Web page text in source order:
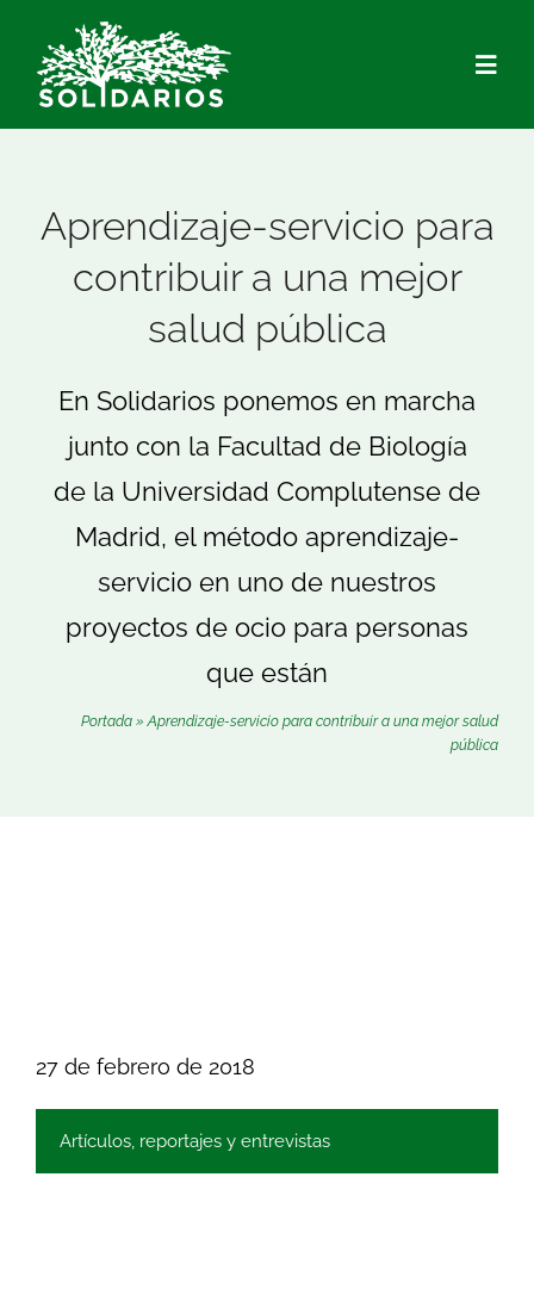
contenido
Qué hacemos
Hazte Socio/a
Voluntariado
Buscar:
Aprendizaje-servicio para
contribuir a una mejor
salud pública
En Solidarios ponemos en marcha
junto con la Facultad de Biología
de la Universidad Complutense de
Madrid, el método aprendizaje-
servicio en uno de nuestros
proyectos de ocio para personas
que están
Portada »Aprendizaje-servicio para contribuir a una mejor salud
pública
27 de febrero de 2018
Artículos, reportajes y entrevistas